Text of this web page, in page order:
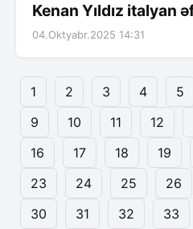
Kenan Yıldız italyan
04.Oktyabr.2025 14:31
1 2 3 4 5
9
10 11 12
16
17 18 19
23
24 25 26
30
31 32 33